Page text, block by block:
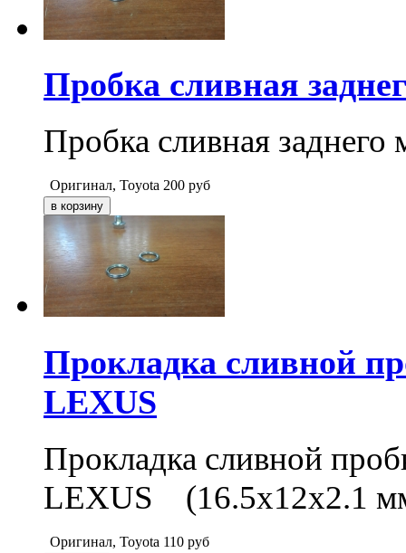
Пробка сливная
Пробка сливная
Оригинал, Toyota 200 руб
Прокладка сливной
LEXUS
Прокладка сливной
LEXUS (16.5x12x2.1
Оригинал, Toyota 110 руб